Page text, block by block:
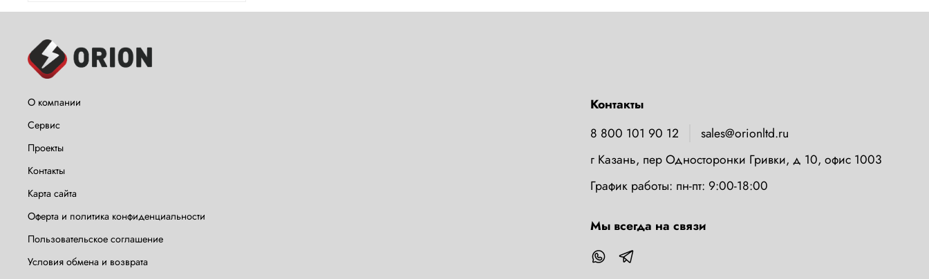
О компании
Сервис
Проекты
Контакты
Карта сайта
Оферта и политика конфиденциальности
Пользовательское соглашение
Условия обмена и возврата
Контакты
8 800 101 90 12
sales@orionltd.ru
г Казань, пер Односторонки Гривки, д 10, офис 1003
График работы: пн-пт: 9:00-18:00
Мы всегда на связи